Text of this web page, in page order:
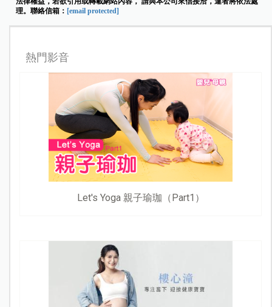
理。聯絡信箱： [email protected]
熱門影音
Let's Yoga 親子瑜珈（Part1）